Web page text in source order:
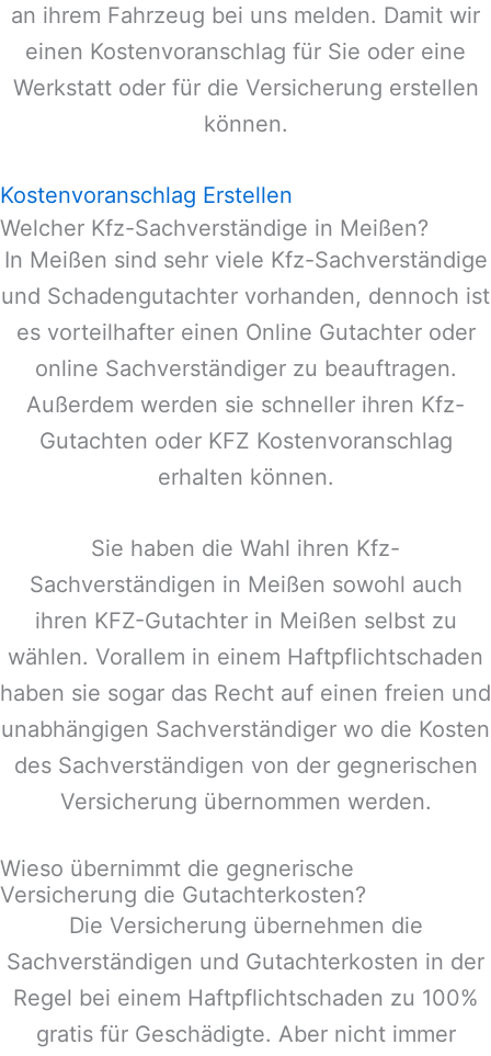
an ihrem Fahrzeug bei uns melden. Damit wir
einen Kostenvoranschlag für Sie oder eine
Werkstatt oder für die Versicherung erstellen
können.
Kostenvoranschlag Erstellen
Welcher Kfz-Sachverständige in Meißen?
In Meißen sind sehr viele Kfz-Sachverständige
und Schadengutachter vorhanden, dennoch ist
es vorteilhafter einen Online Gutachter oder
online Sachverständiger zu beauftragen.
Außerdem werden sie schneller ihren Kfz-
Gutachten oder KFZ Kostenvoranschlag
erhalten können.
Sie haben die Wahl ihren Kfz-
Sachverständigen in Meißen sowohl auch
ihren KFZ-Gutachter in Meißen selbst zu
wählen. Vorallem in einem Haftpflichtschaden
haben sie sogar das Recht auf einen freien und
unabhängigen Sachverständiger wo die Kosten
des Sachverständigen von der gegnerischen
Versicherung übernommen werden.
Wieso übernimmt die gegnerische
Versicherung die Gutachterkosten?
Die Versicherung übernehmen die
Sachverständigen und Gutachterkosten in der
Regel bei einem Haftpflichtschaden zu 100%
gratis für Geschädigte. Aber nicht immer